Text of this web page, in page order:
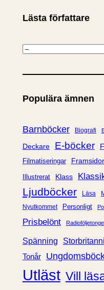
Lästa författare
K
t
g
r
i
Populära ämnen
Barnböcker Biografi
Deckare E-böcker
Filmatiseringar Framsidor
Illustrerat Klass
Ljudböcker
Läsa
Nyutkommet Personligt
Prisbelönt
Spänning
Tonår
Utläst Vill